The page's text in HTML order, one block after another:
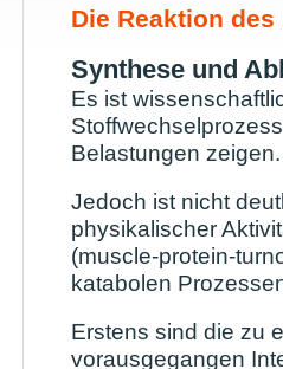
Die Reaktion
Synthese und
Es ist
Belastungen zeigen.
Jedoch ist nicht
physikalischer
(muscle-protein-
katabolen
Erstens sind die zu
vorausgegangen